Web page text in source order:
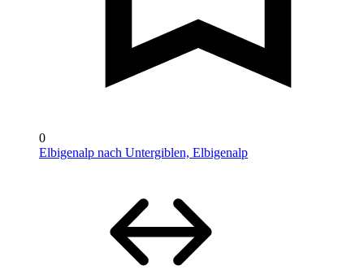
0
Elbigenalp nach Untergiblen, Elbigenalp